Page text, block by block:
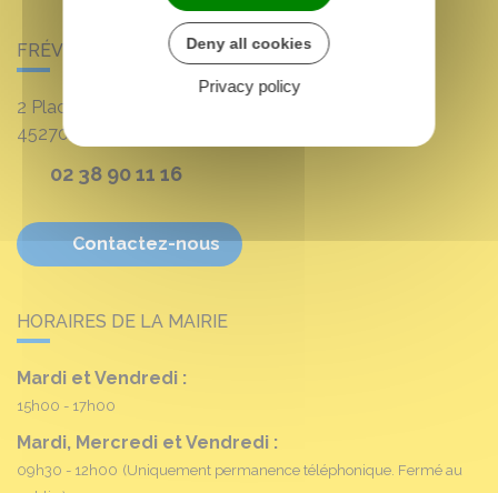
FRÉVILLE-DU-GÂTINAIS
2 Place Louis Croum
45270
02 38 90 11 16
Contactez-nous
HORAIRES DE LA MAIRIE
Mardi et Vendredi :
15h00 - 17h00
Mardi, Mercredi et Vendredi :
09h30 - 12h00 (Uniquement permanence téléphonique. Fermé au
Deny all cookies
Privacy policy